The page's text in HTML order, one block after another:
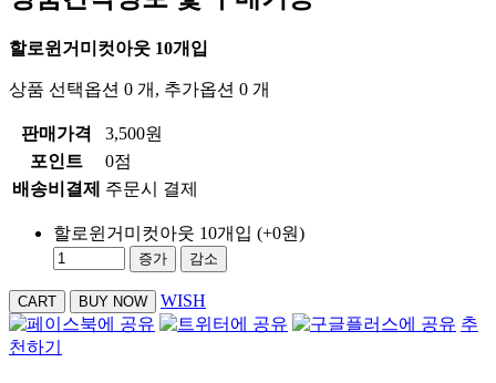
할로윈거미컷아웃 10개입
상품 선택옵션 0 개, 추가옵션 0 개
판매가격
3,500원
포인트
0점
배송비결제
주문시 결제
할로윈거미컷아웃 10개입 (+0원)
증가 감소
WISH
추
천하기